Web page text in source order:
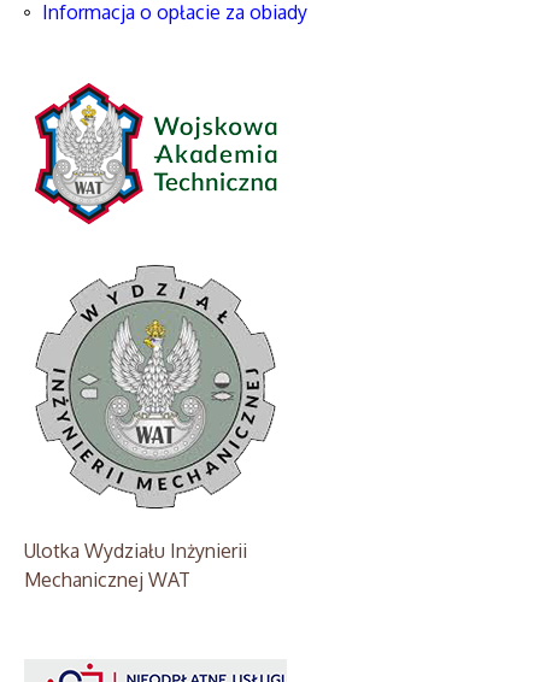
Informacja o opłacie za obiady
Ulotka Wydziału Inżynierii
Mechanicznej WAT